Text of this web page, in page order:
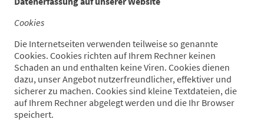
Cookies
Die Internetseiten verwenden teilweise so genannte
Cookies. Cookies richten auf Ihrem Rechner keinen
Schaden an und enthalten keine Viren. Cookies dienen
dazu, unser Angebot nutzerfreundlicher, effektiver und
sicherer zu machen. Cookies sind kleine Textdateien, die
auf Ihrem Rechner abgelegt werden und die Ihr Browser
speichert.